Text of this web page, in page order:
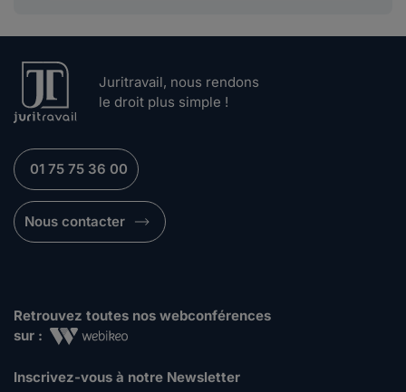
Juritravail, nous rendons
le droit plus simple !
01 75 75 36 00
Nous contacter
Retrouvez toutes nos webconférences
sur :
Inscrivez-vous à notre Newsletter